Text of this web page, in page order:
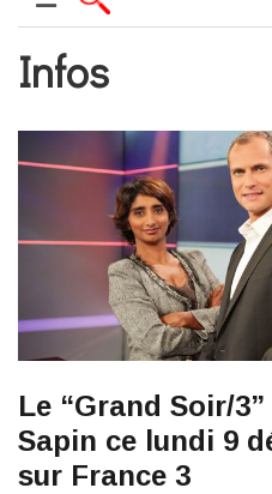
Infos
Le “Grand Soir/
Sapin ce lundi 9
sur France 3